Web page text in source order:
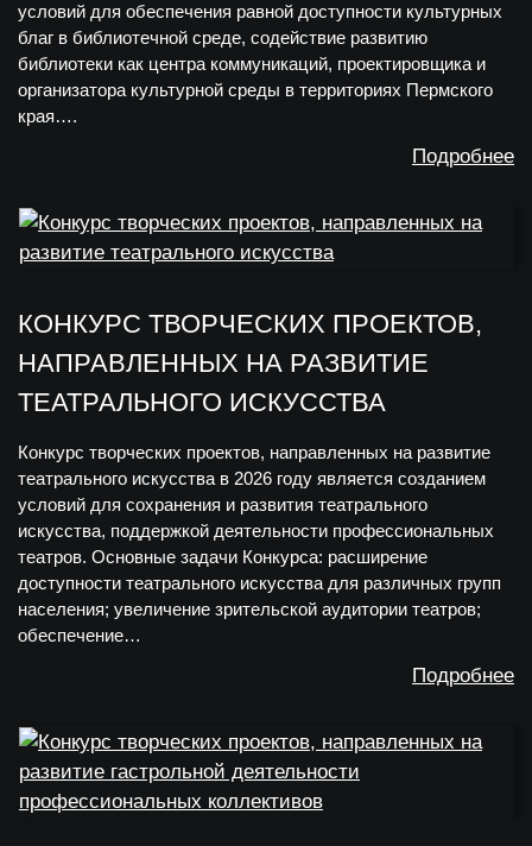
условий для обеспечения равной доступности культурных
благ в библиотечной среде, содействие развитию
библиотеки как центра коммуникаций, проектировщика и
организатора культурной среды в территориях Пермского
края….
Подробнее
КОНКУРС ТВОРЧЕСКИХ ПРОЕКТОВ,
НАПРАВЛЕННЫХ НА РАЗВИТИЕ
ТЕАТРАЛЬНОГО ИСКУССТВА
Конкурс творческих проектов, направленных на развитие
театрального искусства в 2026 году является созданием
условий для сохранения и развития театрального
искусства, поддержкой деятельности профессиональных
театров. Основные задачи Конкурса: расширение
доступности театрального искусства для различных групп
населения; увеличение зрительской аудитории театров;
обеспечение…
Подробнее